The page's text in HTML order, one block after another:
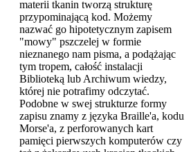
materii tkanin tworzą strukturę
przypominającą kod. Możemy
nazwać go hipotetycznym zapisem
"mowy" pszczelej w formie
nieznanego nam pisma, a podążając
tym tropem, całość instalacji
Biblioteką lub Archiwum wiedzy,
której nie potrafimy odczytać.
Podobne w swej strukturze formy
zapisu znamy z języka Braille'a, kodu
Morse'a, z perforowanych kart
pamięci pierwszych komputerów czy